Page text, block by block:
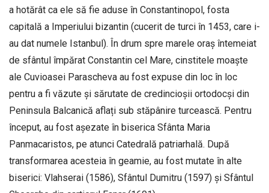
a hotărât ca ele să fie aduse în Constantinopol, fosta
capitală a Imperiului bizantin (cucerit de turci în 1453, care i-
au dat numele Istanbul). În drum spre marele oraș întemeiat
de sfântul împărat Constantin cel Mare, cinstitele moaște
ale Cuvioasei Parascheva au fost expuse din loc în loc
pentru a fi văzute și sărutate de credincioșii ortodocși din
Peninsula Balcanică aflați sub stăpânire turcească. Pentru
început, au fost așezate în biserica Sfânta Maria
Panmacaristos, pe atunci Catedrală patriarhală. După
transformarea acesteia în geamie, au fost mutate în alte
biserici: Vlahserai (1586), Sfântul Dumitru (1597) și Sfântul